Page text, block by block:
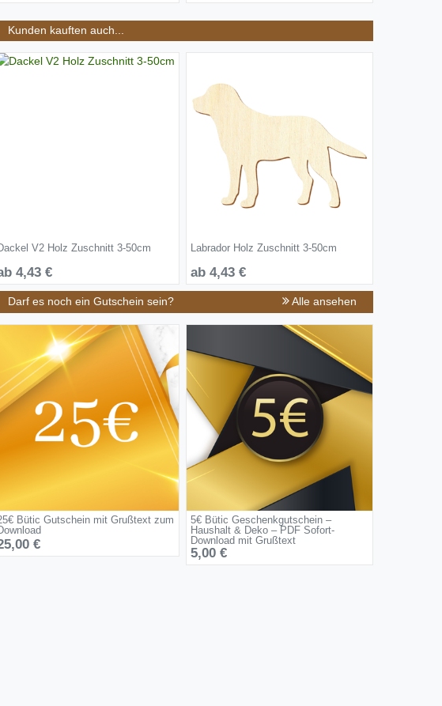
Kunden kauften auch...
V2 Holz Zuschnitt 3-50cm
4,43 €
Labrador Holz Zuschnitt 3-50cm
ab 4,43 €
Darf es noch ein Gutschein sein? Alle ansehen
Bütic Gutschein mit Grußtext zum
€
5€ Bütic Geschenkgutschein –
Haushalt & Deko – PDF Sofort-
Download mit Grußtext
5,00 €